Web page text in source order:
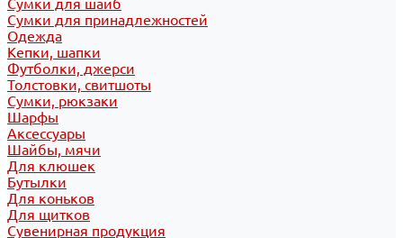
Сумки для шайб
Сумки для принадлежностей
Одежда
Кепки, шапки
Футболки, джерси
Толстовки, свитшоты
Сумки, рюкзаки
Шарфы
Аксессуары
Шайбы, мячи
Для клюшек
Бутылки
Для коньков
Для щитков
Сувенирная продукция